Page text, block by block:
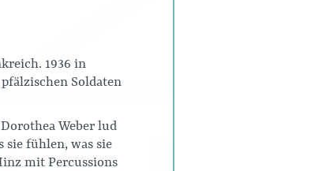
1936 in
Soldaten
Weber lud
sie fühlen, was sie
mit Percussions